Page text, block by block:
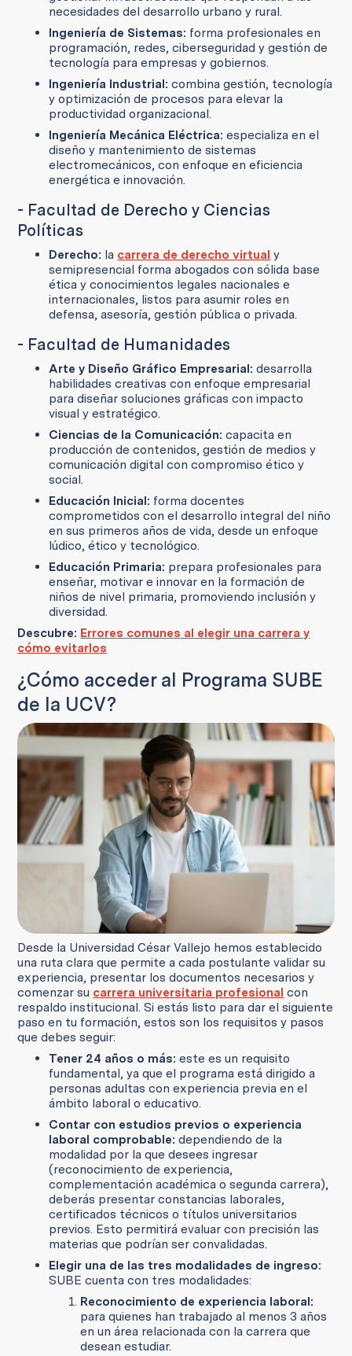
necesidades del desarrollo urbano y rural.
Ingeniería de Sistemas: forma profesionales en
programación, redes, ciberseguridad y gestión de
tecnología para empresas y gobiernos.
Ingeniería Industrial: combina gestión, tecnología
y optimización de procesos para elevar la
productividad organizacional.
Ingeniería Mecánica Eléctrica: especializa en el
diseño y mantenimiento de sistemas
electromecánicos, con enfoque en eficiencia
energética e innovación.
- Facultad de Derecho y Ciencias
Políticas
Derecho: la carrera de derecho virtual y
semipresencial forma abogados con sólida base
ética y conocimientos legales nacionales e
internacionales, listos para asumir roles en
defensa, asesoría, gestión pública o privada.
- Facultad de Humanidades
Arte y Diseño Gráfico Empresarial: desarrolla
habilidades creativas con enfoque empresarial
para diseñar soluciones gráficas con impacto
visual y estratégico.
Ciencias de la Comunicación:capacita en
producción de contenidos, gestión de medios y
comunicación digital con compromiso ético y
social.
Educación Inicial: forma docentes
comprometidos con el desarrollo integral del niño
en sus primeros años de vida, desde un enfoque
lúdico, ético y tecnológico.
Educación Primaria: prepara profesionales para
enseñar, motivar e innovar en la formación de
niños de nivel primaria, promoviendo inclusión y
diversidad.
Descubre: Errores comunes al elegir una carrera y
cómo evitarlos
¿Cómo acceder al Programa SUBE
de la UCV?
Desde la Universidad César Vallejo hemos establecido
una ruta clara que permite a cada postulante validar su
experiencia, presentar los documentos necesarios y
comenzar su carrera universitaria profesional con
respaldo institucional. Si estás listo para dar el siguiente
paso en tu formación, estos son los requisitos y pasos
que debes seguir:
Tener 24 años o más:este es un requisito
fundamental, ya que el programa está dirigido a
personas adultas con experiencia previa en el
ámbito laboral o educativo.
Contar con estudios previos o experiencia
laboral comprobable: dependiendo de la
modalidad por la que desees ingresar
(reconocimiento de experiencia,
complementación académica o segunda carrera),
deberás presentar constancias laborales,
certificados técnicos o títulos universitarios
previos. Esto permitirá evaluar con precisión las
materias que podrían ser convalidadas.
Elegir una de las tres modalidades de ingreso:
SUBE cuenta con tres modalidades:
Reconocimiento de experiencia laboral:
para quienes han trabajado al menos 3 años
en un área relacionada con la carrera que
desean estudiar.